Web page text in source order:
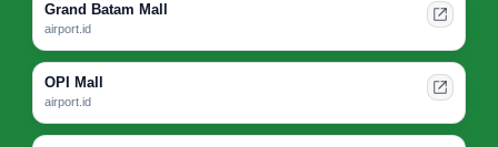
Grand Batam Mall
airport.id
OPI Mall
airport.id